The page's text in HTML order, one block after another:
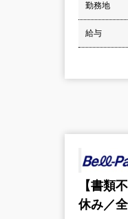
勤務地
給与
【書類
休み／